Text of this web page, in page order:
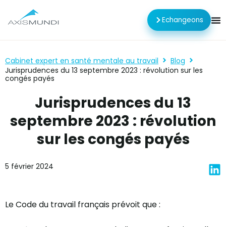
Echangeons
Cabinet expert en santé mentale au travail
Blog
Jurisprudences du 13 septembre 2023 : révolution sur les
congés payés
Jurisprudences du 13
septembre 2023 : révolution
sur les congés payés
5 février 2024
Le Code du travail français prévoit que :